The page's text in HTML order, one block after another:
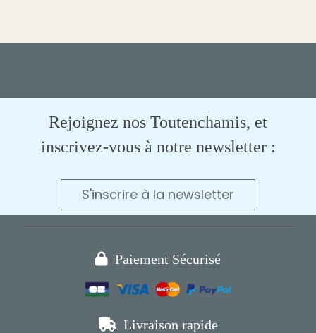
Rejoignez nos Toutenchamis, et
inscrivez-vous à notre newsletter :
S'inscrire à la newsletter
 Paiement Sécurisé
 Livraison rapide